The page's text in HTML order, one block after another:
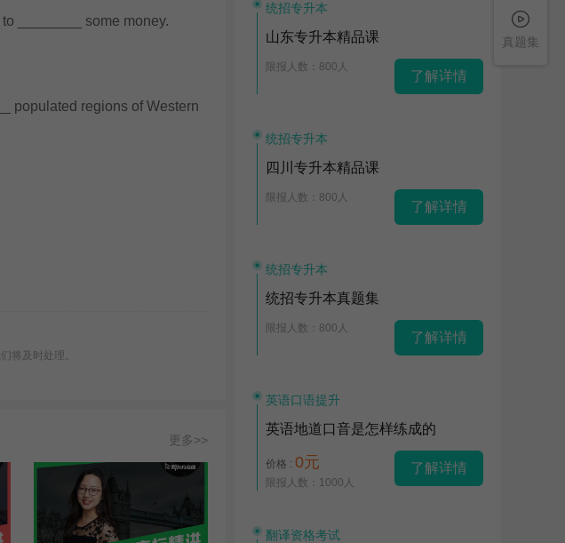
________ some money.
populated regions of Western
将及时处理。
更多>>
真题集
统招专升本
山东专升本精品课
限报人数：800人
了解详情
统招专升本
四川专升本精品课
限报人数：800人
了解详情
统招专升本
统招专升本真题集
限报人数：800人
了解详情
英语口语提升
英语地道口音是怎样练成的
价格 : 0元
限报人数：1000人
了解详情
翻译资格考试